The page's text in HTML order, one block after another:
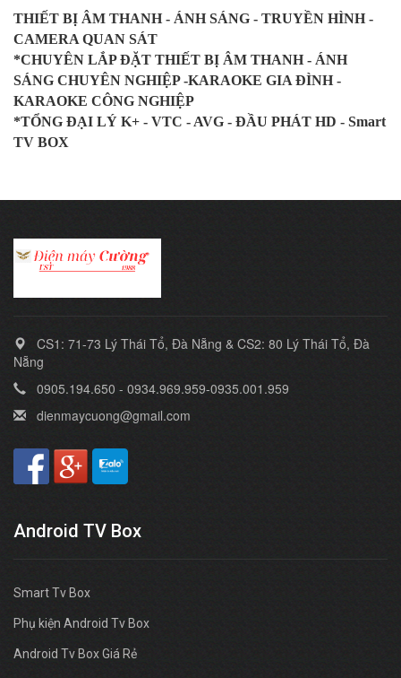
THIẾT BỊ ÂM THANH - ÁNH SÁNG - TRUYỀN HÌNH -
CAMERA QUAN SÁT
*CHUYÊN LẮP ĐẶT THIẾT BỊ ÂM THANH - ÁNH
SÁNG CHUYÊN NGHIỆP -KARAOKE GIA ĐÌNH -
KARAOKE CÔNG NGHIỆP
*TỔNG ĐẠI LÝ K+ - VTC - AVG - ĐẦU PHÁT HD - Smart
TV BOX
CS1: 71-73 Lý Thái Tổ, Đà Nẵng & CS2: 80 Lý Thái Tổ, Đà
Nẵng
0905.194.650 - 0934.969.959-0935.001.959
dienmaycuong@gmail.com
Android TV Box
Smart Tv Box
Phụ kiện Android Tv Box
Android Tv Box Giá Rẻ